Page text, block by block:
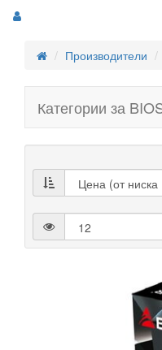
Производители
Категории за